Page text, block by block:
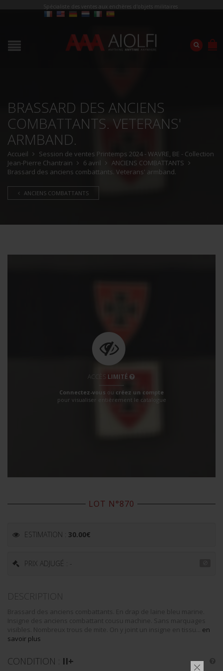
Spécialiste des ventes aux enchères d'objets militaires
BRASSARD DES ANCIENS
COMBATTANTS. VETERANS'
ARMBAND.
Accueil
Session de ventes Printemps 2024 - WAVRE, BE - Collection
Jean-Pierre Chantrain
6 avril
ANCIENS COMBATTANTS
Brassard des anciens combattants. Veterans' armband.
ANCIENS COMBATTANTS
ACCÈS LIMITÉ
Connectez-vous ou créez un compte
pour visualiser entièrement le catalogue
LOT N°870
ESTIMATION : 30.00€
PRIX ADJUGÉ : -
DESCRIPTION
Brassard des anciens combattants. En drap de laine bleu marine.
Insigne des anciens combattant cousu machine. Sans marquages
visibles. Nombreux trous de mite. On y joint un insigne en tissu... en
savoir plus
CONDITION : II+